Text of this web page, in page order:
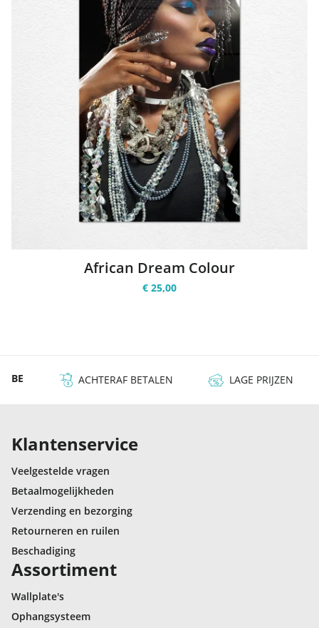
African Dream Colour
€ 25,00
BE ACHTERAF BETALEN LAGE PRIJZEN
Klantenservice
Veelgestelde vragen
Betaalmogelijkheden
Verzending en bezorging
Retourneren en ruilen
Beschadiging
Assortiment
Wallplate's
Ophangsysteem